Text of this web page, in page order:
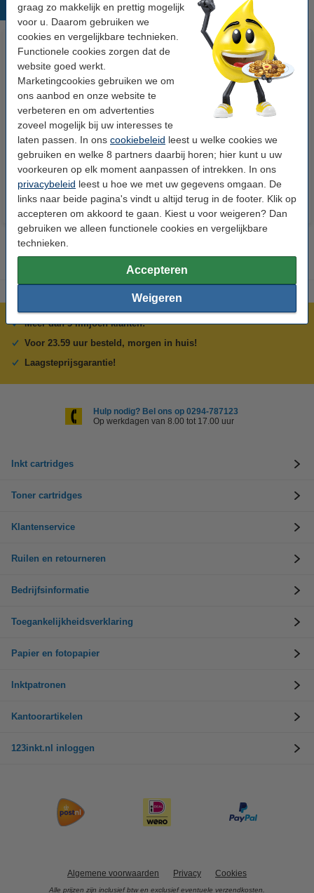
graag zo makkelijk en prettig mogelijk
voor u. Daarom gebruiken we
cookies en vergelijkbare technieken.
Functionele cookies zorgen dat de
website goed werkt.
Marketingcookies gebruiken we om
ons aanbod en onze website te
verbeteren en om advertenties
zoveel mogelijk bij uw interesses te
laten passen. In ons cookiebeleid leest u welke cookies we
gebruiken en welke 8 partners daarbij horen; hier kunt u uw
voorkeuren op elk moment aanpassen of intrekken. In ons
privacybeleid leest u hoe we met uw gegevens omgaan. De
links naar beide pagina's vindt u altijd terug in de footer. Klik op
accepteren om akkoord te gaan. Kiest u voor weigeren? Dan
gebruiken we alleen functionele cookies en vergelijkbare
technieken.
Accepteren
Weigeren
Populaire producten
Canon Easy Photo Pack E-P100
postcard-size (origineel)
Canon Easy Photo Pack E-
P25BW postcard-size zwart/wit
(origineel)
Meer dan 5 miljoen klanten!
Voor 23.59 uur besteld, morgen in huis!
Laagsteprijsgarantie!
Hulp nodig? Bel ons op 0294-787123
Op werkdagen van 8.00 tot 17.00 uur
Inkt cartridges
Toner cartridges
Klantenservice
Ruilen en retourneren
Bedrijfsinformatie
Toegankelijkheidsverklaring
Papier en fotopapier
Inktpatronen
Kantoorartikelen
123inkt.nl inloggen
Algemene voorwaarden Privacy Cookies
Alle prijzen zijn inclusief btw en exclusief eventuele verzendkosten.